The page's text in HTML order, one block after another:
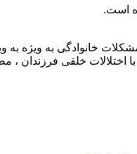
است.
خلقی فرزندان ،